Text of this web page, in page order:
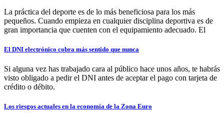
La práctica del deporte es de lo más beneficiosa para los más
pequeños. Cuando empieza en cualquier disciplina deportiva es de
gran importancia que cuenten con el equipamiento adecuado. El
El DNI electrónico cobra más sentido que nunca
Si alguna vez has trabajado cara al público hace unos años, te habrás
visto obligado a pedir el DNI antes de aceptar el pago con tarjeta de
crédito o débito.
Los riesgos actuales en la economía de la Zona Euro